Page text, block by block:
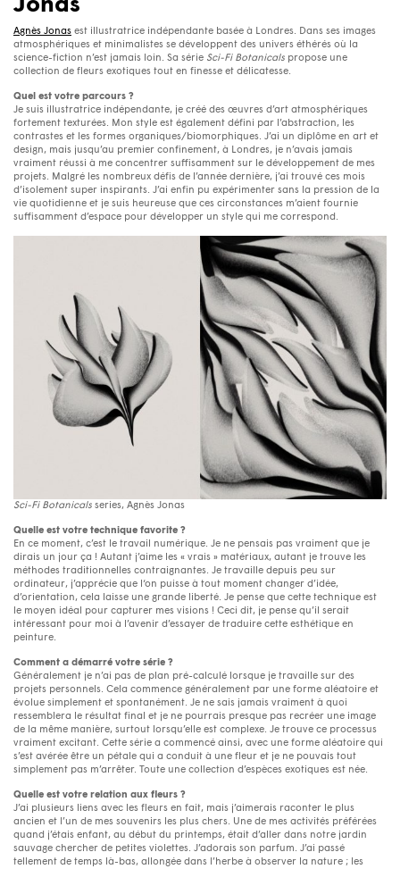
Jonas
Agnès Jonas est illustratrice indépendante basée à Londres. Dans ses images
atmosphériques et minimalistes se développent des univers éthérés où la
science-fiction n’est jamais loin. Sa série Sci-Fi Botanicals propose une
collection de fleurs exotiques tout en finesse et délicatesse.
Quel est votre parcours ?
Je suis illustratrice indépendante, je créé des œuvres d’art atmosphériques
fortement texturées. Mon style est également défini par l’abstraction, les
contrastes et les formes organiques/biomorphiques. J’ai un diplôme en art et
design, mais jusqu’au premier confinement, à Londres, je n’avais jamais
vraiment réussi à me concentrer suffisamment sur le développement de mes
projets. Malgré les nombreux défis de l’année dernière, j’ai trouvé ces mois
d’isolement super inspirants. J’ai enfin pu expérimenter sans la pression de la
vie quotidienne et je suis heureuse que ces circonstances m’aient fournie
suffisamment d’espace pour développer un style qui me correspond.
Sci-Fi Botanicals series, Agnès Jonas
Quelle est votre technique favorite ?
En ce moment, c’est le travail numérique. Je ne pensais pas vraiment que je
dirais un jour ça ! Autant j’aime les « vrais » matériaux, autant je trouve les
méthodes traditionnelles contraignantes. Je travaille depuis peu sur
ordinateur, j’apprécie que l‘on puisse à tout moment changer d’idée,
d’orientation, cela laisse une grande liberté. Je pense que cette technique est
le moyen idéal pour capturer mes visions ! Ceci dit, je pense qu’il serait
intéressant pour moi à l’avenir d’essayer de traduire cette esthétique en
peinture.
Comment a démarré votre série ?
Généralement je n’ai pas de plan pré-calculé lorsque je travaille sur des
projets personnels. Cela commence généralement par une forme aléatoire et
évolue simplement et spontanément. Je ne sais jamais vraiment à quoi
ressemblera le résultat final et je ne pourrais presque pas recréer une image
de la même manière, surtout lorsqu’elle est complexe. Je trouve ce processus
vraiment excitant. Cette série a commencé ainsi, avec une forme aléatoire qui
s’est avérée être un pétale qui a conduit à une fleur et je ne pouvais tout
simplement pas m’arrêter. Toute une collection d’espèces exotiques est née.
Quelle est votre relation aux fleurs ?
J’ai plusieurs liens avec les fleurs en fait, mais j’aimerais raconter le plus
ancien et l’un de mes souvenirs les plus chers. Une de mes activités préférées
quand j’étais enfant, au début du printemps, était d’aller dans notre jardin
sauvage chercher de petites violettes. J’adorais son parfum. J’ai passé
tellement de temps là-bas, allongée dans l’herbe à observer la nature ; les